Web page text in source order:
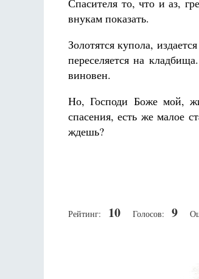
Спасителя то, что и аз,
внукам показать.
Золотятся купола,
переселяется на
виновен.
Но, Господи Боже мой,
спасения, есть же малое
ждешь?
Рейтинг: 10 Голосов: 9